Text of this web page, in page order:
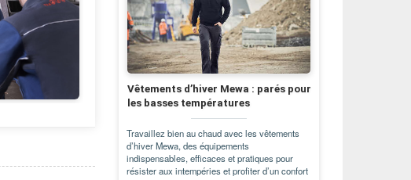
Vêtements d’hiver Mewa : parés pour
les basses températures
Travaillez bien au chaud avec les vêtements
d’hiver Mewa, des équipements
indispensables, efficaces et pratiques pour
résister aux intempéries et profiter d’un confort